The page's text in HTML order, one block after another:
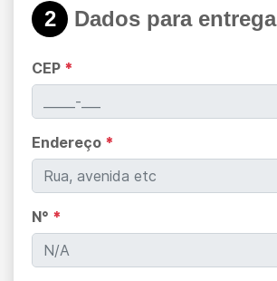
2 Dados para entrega
CEP *
Endereço *
N° *